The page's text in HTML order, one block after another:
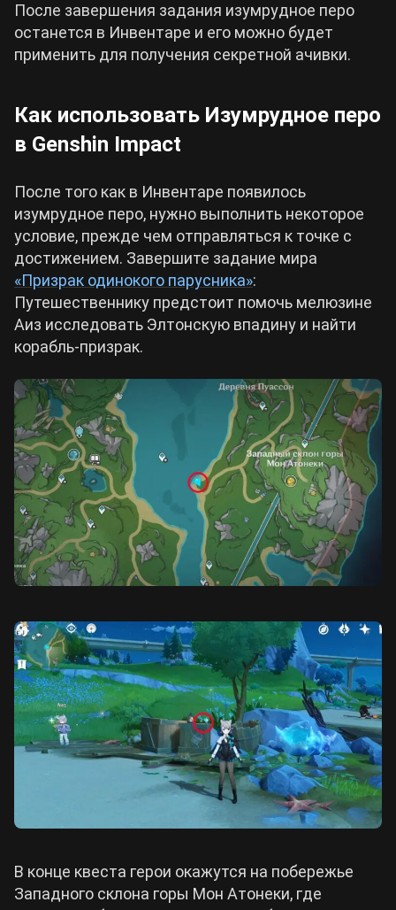
После завершения задания изумрудное перо
останется в Инвентаре и его можно будет
применить для получения секретной ачивки.
Как использовать Изумрудное перо
в Genshin Impact
После того как в Инвентаре появилось
изумрудное перо, нужно выполнить некоторое
условие, прежде чем отправляться к точке с
достижением. Завершите задание мира
«Призрак одинокого парусника»:
Путешественнику предстоит помочь мелюзине
Аиз исследовать Элтонскую впадину и найти
корабль-призрак.
В конце квеста герои окажутся на побережье
Западного склона горы Мон Атонеки, где